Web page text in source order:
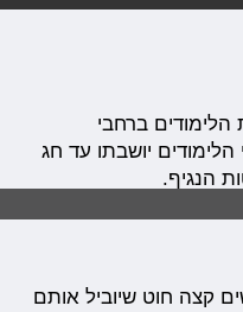
הלימודים ברחבי
יושבתו עד חג
הנגיף.
קצה חוט שיוביל אותם